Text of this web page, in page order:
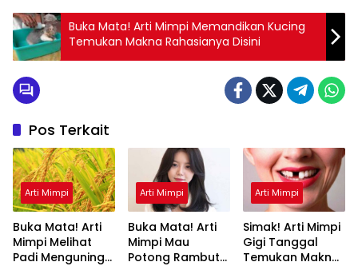
Buka Mata! Arti Mimpi Memandikan Kucing
Temukan Makna Rahasianya Disini
Pos Terkait
Arti Mimpi
Buka Mata! Arti
Mimpi Melihat
Padi Menguning
Arti Mimpi
Buka Mata! Arti
Mimpi Mau
Potong Rambut
Arti Mimpi
Simak! Arti Mimpi
Gigi Tanggal
Temukan Makna